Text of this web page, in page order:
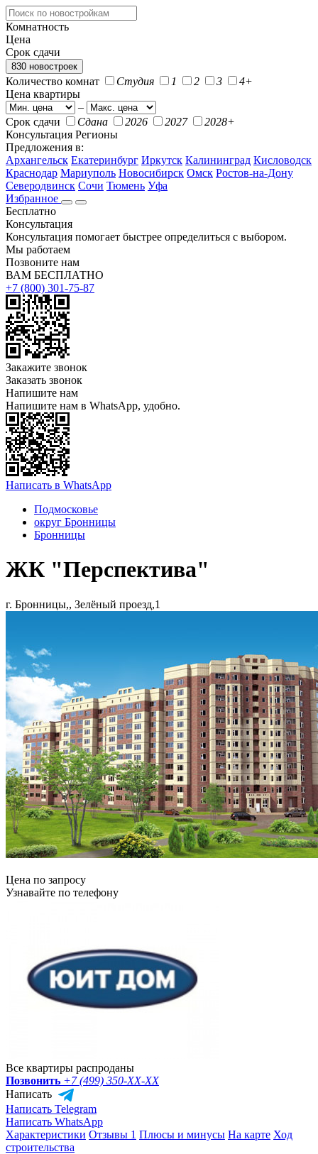
Комнатность
Цена
Срок сдачи
830 новостроек
Количество комнат Студия 1 2 3
4+
Цена квартиры
–
Срок сдачи
Сдана 2026 2027
2028+
Консультация Регионы
Предложения в:
Архангельск Екатеринбург Иркутск Калининград Кисловодск
Краснодар Мариуполь Новосибирск Омск Ростов-на-Дону
Северодвинск Сочи Тюмень Уфа
Избранное
Бесплатно
Консультация
Консультация помогает быстрее определиться с выбором.
Мы работаем
Позвоните нам
ВАМ БЕСПЛАТНО
+7 (800) 301-75-87
Закажите звонок
Заказать звонок
Напишите нам
Напишите нам в WhatsApp, удобно.
Написать в WhatsApp
Подмосковье
округ Бронницы
Бронницы
ЖК "Перспектива"
г. Бронницы,, Зелёный проезд,1
Цена по запросу
Узнавайте по телефону
Все квартиры распроданы
Позвонить +7 (499) 350-XX-XX
Написать
Написать Telegram
Написать WhatsApp
Характеристики Отзывы 1 Плюсы и минусы На карте Ход
строительства